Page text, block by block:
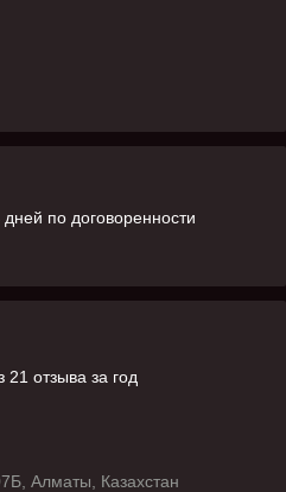
по договоренности
отзыва за год
Алматы, Казахстан